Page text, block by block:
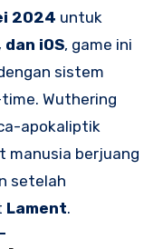
2024 untuk
iOS, game ini
sistem
Wuthering
apokaliptik
manusia berjuang
setelah
Lament.